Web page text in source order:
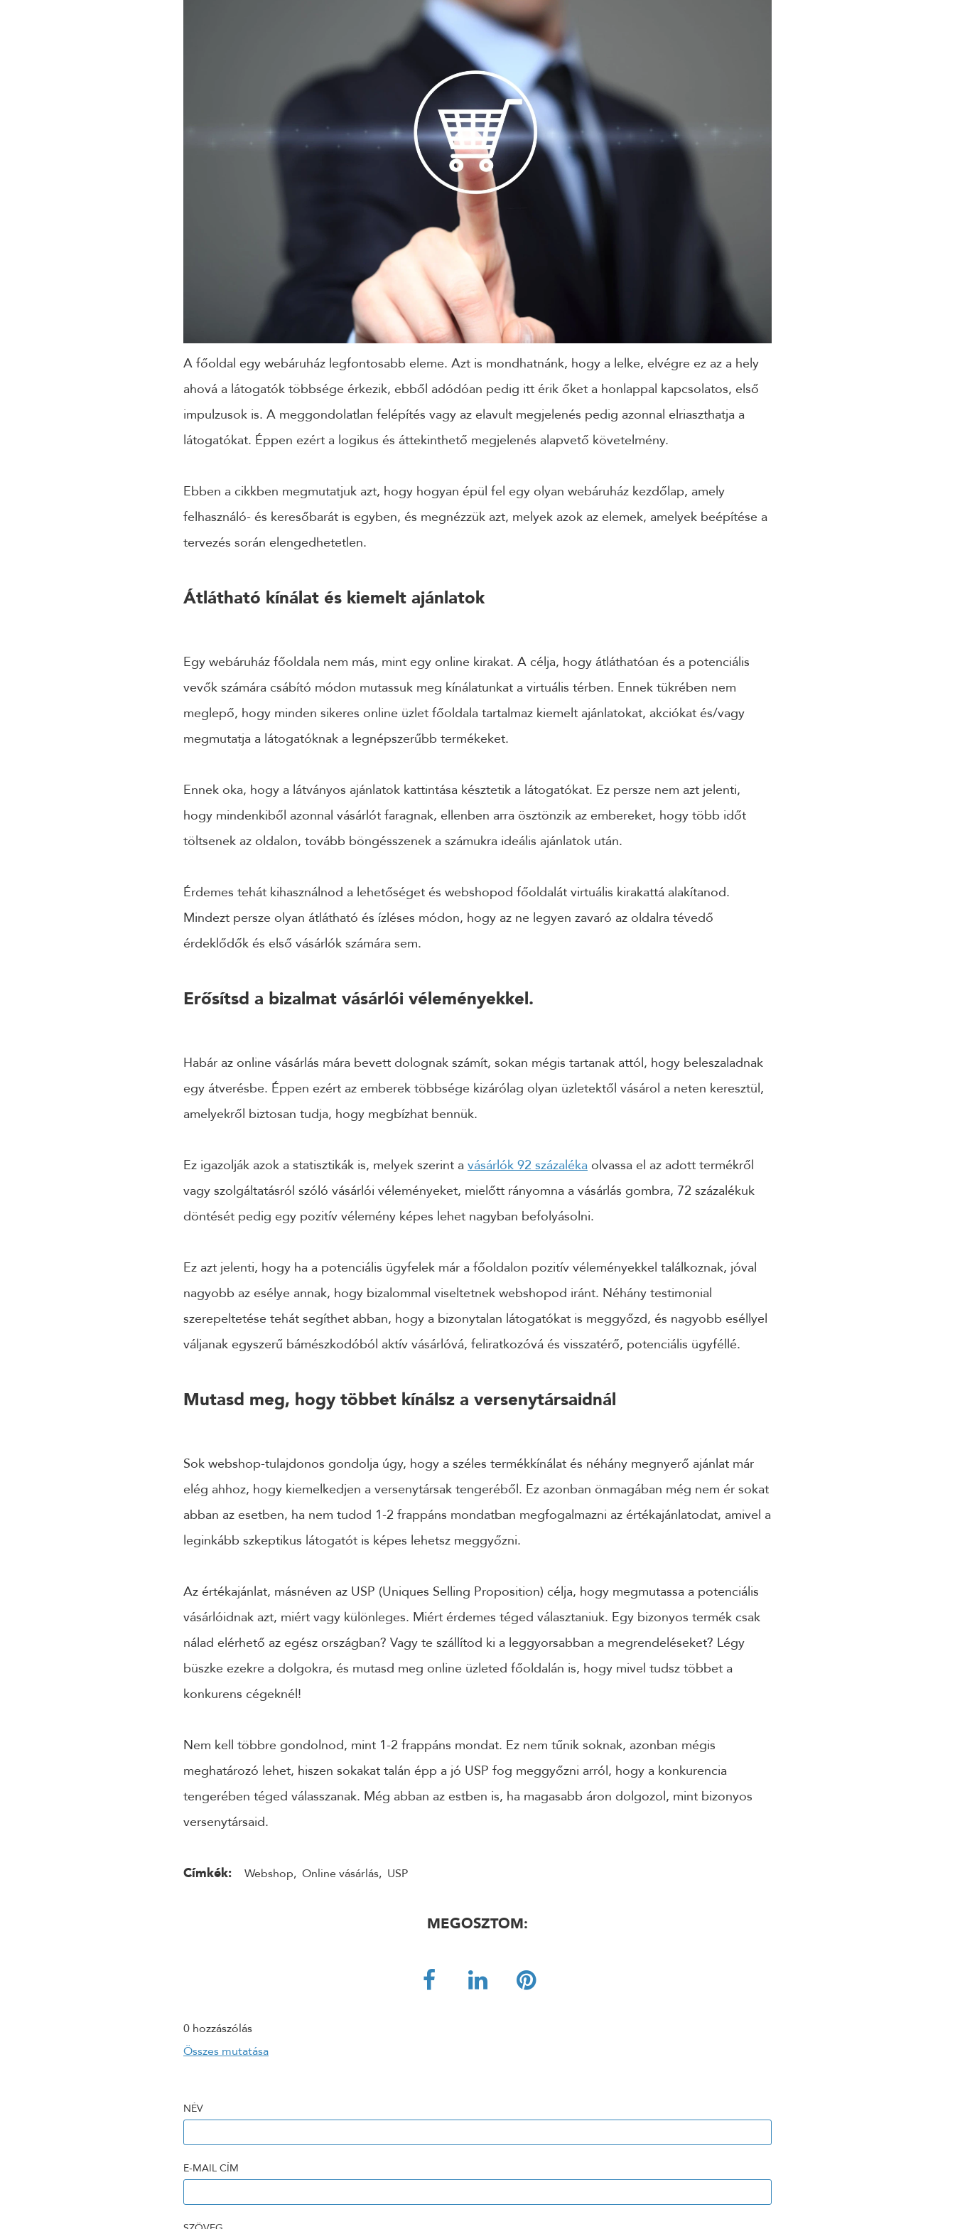
KÜLDÉS
24 ÓRÁN BELÜL FELVESSZÜK VELED A KAPCSOLATOT!*
*munkanapokon
A főoldal egy webáruház legfontosabb eleme. Azt is mondhatnánk, hogy a lelke, elvégre ez az a hely
ahová a látogatók többsége érkezik, ebből adódóan pedig itt érik őket a honlappal kapcsolatos, első
impulzusok is. A meggondolatlan felépítés vagy az elavult megjelenés pedig azonnal elriaszthatja a
látogatókat. Éppen ezért a logikus és áttekinthető megjelenés alapvető követelmény.
Ebben a cikkben megmutatjuk azt, hogy hogyan épül fel egy olyan webáruház kezdőlap, amely
felhasználó- és keresőbarát is egyben, és megnézzük azt, melyek azok az elemek, amelyek beépítése a
tervezés során elengedhetetlen.
Átlátható kínálat és kiemelt ajánlatok
Egy webáruház főoldala nem más, mint egy online kirakat. A célja, hogy átláthatóan és a potenciális
vevők számára csábító módon mutassuk meg kínálatunkat a virtuális térben. Ennek tükrében nem
meglepő, hogy minden sikeres online üzlet főoldala tartalmaz kiemelt ajánlatokat, akciókat és/vagy
megmutatja a látogatóknak a legnépszerűbb termékeket.
Ennek oka, hogy a látványos ajánlatok kattintása késztetik a látogatókat. Ez persze nem azt jelenti,
hogy mindenkiből azonnal vásárlót faragnak, ellenben arra ösztönzik az embereket, hogy több időt
töltsenek az oldalon, tovább böngésszenek a számukra ideális ajánlatok után.
Érdemes tehát kihasználnod a lehetőséget és webshopod főoldalát virtuális kirakattá alakítanod.
Mindezt persze olyan átlátható és ízléses módon, hogy az ne legyen zavaró az oldalra tévedő
érdeklődők és első vásárlók számára sem.
Erősítsd a bizalmat vásárlói véleményekkel.
Habár az online vásárlás mára bevett dolognak számít, sokan mégis tartanak attól, hogy beleszaladnak
egy átverésbe. Éppen ezért az emberek többsége kizárólag olyan üzletektől vásárol a neten keresztül,
amelyekről biztosan tudja, hogy megbízhat bennük.
Ez igazolják azok a statisztikák is, melyek szerint a vásárlók 92 százaléka olvassa el az adott termékről
vagy szolgáltatásról szóló vásárlói véleményeket, mielőtt rányomna a vásárlás gombra, 72 százalékuk
döntését pedig egy pozitív vélemény képes lehet nagyban befolyásolni.
Ez azt jelenti, hogy ha a potenciális ügyfelek már a főoldalon pozitív véleményekkel találkoznak, jóval
nagyobb az esélye annak, hogy bizalommal viseltetnek webshopod iránt. Néhány testimonial
szerepeltetése tehát segíthet abban, hogy a bizonytalan látogatókat is meggyőzd, és nagyobb eséllyel
váljanak egyszerű bámészkodóból aktív vásárlóvá, feliratkozóvá és visszatérő, potenciális ügyféllé.
Mutasd meg, hogy többet kínálsz a versenytársaidnál
Sok webshop-tulajdonos gondolja úgy, hogy a széles termékkínálat és néhány megnyerő ajánlat már
elég ahhoz, hogy kiemelkedjen a versenytársak tengeréből. Ez azonban önmagában még nem ér sokat
abban az esetben, ha nem tudod 1-2 frappáns mondatban megfogalmazni az értékajánlatodat, amivel a
leginkább szkeptikus látogatót is képes lehetsz meggyőzni.
Az értékajánlat, másnéven az USP (Uniques Selling Proposition) célja, hogy megmutassa a potenciális
vásárlóidnak azt, miért vagy különleges. Miért érdemes téged választaniuk. Egy bizonyos termék csak
nálad elérhető az egész országban? Vagy te szállítod ki a leggyorsabban a megrendeléseket? Légy
büszke ezekre a dolgokra, és mutasd meg online üzleted főoldalán is, hogy mivel tudsz többet a
konkurens cégeknél!
Nem kell többre gondolnod, mint 1-2 frappáns mondat. Ez nem tűnik soknak, azonban mégis
meghatározó lehet, hiszen sokakat talán épp a jó USP fog meggyőzni arról, hogy a konkurencia
tengerében téged válasszanak. Még abban az estben is, ha magasabb áron dolgozol, mint bizonyos
versenytársaid.
Címkék: Webshop, Online vásárlás, USP
MEGOSZTOM:
0 hozzászólás
Összes mutatása
NÉV
E-MAIL CÍM